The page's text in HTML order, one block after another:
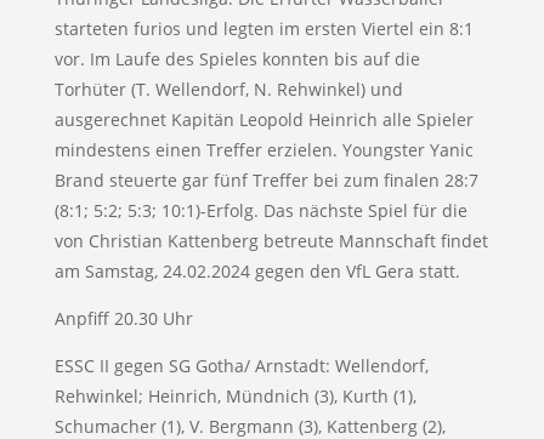
starteten furios und legten im ersten Viertel ein 8:1
vor. Im Laufe des Spieles konnten bis auf die
Torhüter (T. Wellendorf, N. Rehwinkel) und
ausgerechnet Kapitän Leopold Heinrich alle Spieler
mindestens einen Treffer erzielen. Youngster Yanic
Brand steuerte gar fünf Treffer bei zum finalen 28:7
(8:1; 5:2; 5:3; 10:1)-Erfolg. Das nächste Spiel für die
von Christian Kattenberg betreute Mannschaft findet
am Samstag, 24.02.2024 gegen den VfL Gera statt.
Anpfiff 20.30 Uhr
ESSC II gegen SG Gotha/ Arnstadt: Wellendorf,
Rehwinkel; Heinrich, Mündnich (3), Kurth (1),
Schumacher (1), V. Bergmann (3), Kattenberg (2),